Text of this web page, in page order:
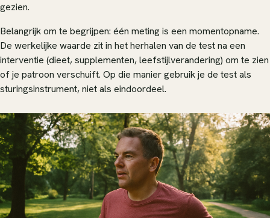
gezien.
Belangrijk om te begrijpen: één meting is een momentopname.
De werkelijke waarde zit in het herhalen van de test na een
interventie (dieet, supplementen, leefstijlverandering) om te zien
of je patroon verschuift. Op die manier gebruik je de test als
sturingsinstrument, niet als eindoordeel.